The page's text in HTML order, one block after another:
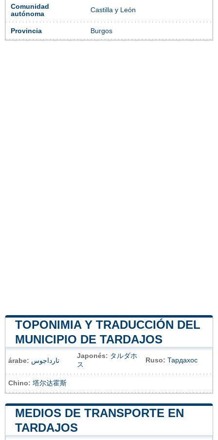
Comunidad
autónoma
Castilla y León
Provincia Burgos
TOPONIMIA Y TRADUCCIÓN DEL
MUNICIPIO DE TARDAJOS
árabe: تارداجوس
Japonés: タルダホ
ス
Ruso: Тардахос
Chino: 塔尔达霍斯
MEDIOS DE TRANSPORTE EN
TARDAJOS